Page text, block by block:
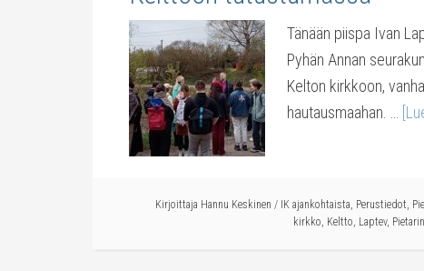
Tänään piispa Ivan
Pyhän Annan
Kelton kirkkoon,
hautausmaahan. …
Kirjoittaja Hannu Keskinen / IK ajankohtaista, Perustiedot,
kirkko, Keltto, Laptev,